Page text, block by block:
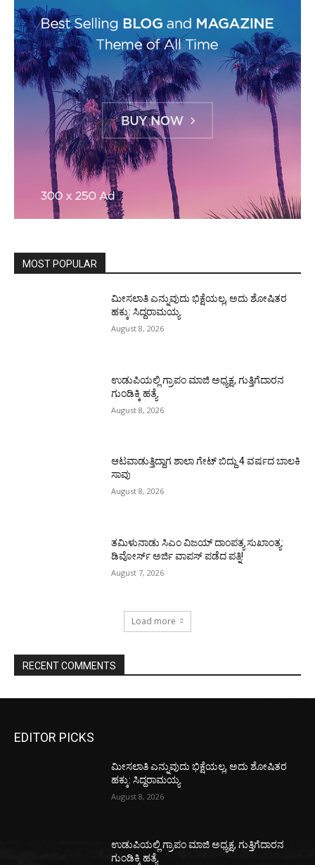
MOST POPULAR
ಮೀಸಲಾತಿ ಎನ್ನುವುದು ಭಿಕ್ಷೆಯಲ್ಲ, ಅದು ಶೋಷಿತರ
ಹಕ್ಕು: ಸಿದ್ದರಾಮಯ್ಯ
August 8, 2026
ಉಡುಪಿಯಲ್ಲಿ ಗ್ರಾಪಂ ಮಾಜಿ ಅಧ್ಯಕ್ಷ, ಗುತ್ತಿಗೆದಾರನ
ಗುಂಡಿಕ್ಕಿ ಹತ್ಯೆ
August 8, 2026
ಆಟವಾಡುತ್ತಿದ್ದಾಗ ಶಾಲಾ ಗೇಟ್‌ ಬಿದ್ದು 4 ವರ್ಷದ ಬಾಲಕಿ
ಸಾವು
August 8, 2026
ತಮಿಳುನಾಡು ಸಿಎಂ ವಿಜಯ್‌ ದಾಂಪತ್ಯ ಸುಖಾಂತ್ಯ:
ಡಿವೋರ್ಸ್‌ ಅರ್ಜಿ ವಾಪಸ್‌ ಪಡೆದ ಪತ್ನಿ!
August 7, 2026
Load more
RECENT COMMENTS
EDITOR PICKS
ಮೀಸಲಾತಿ ಎನ್ನುವುದು ಭಿಕ್ಷೆಯಲ್ಲ, ಅದು ಶೋಷಿತರ
ಹಕ್ಕು: ಸಿದ್ದರಾಮಯ್ಯ
August 8, 2026
ಉಡುಪಿಯಲ್ಲಿ ಗ್ರಾಪಂ ಮಾಜಿ ಅಧ್ಯಕ್ಷ, ಗುತ್ತಿಗೆದಾರನ
ಗುಂಡಿಕ್ಕಿ ಹತ್ಯೆ